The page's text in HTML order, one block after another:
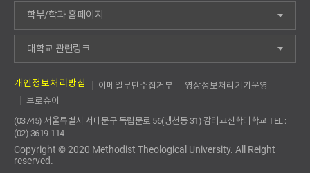
학부/학과 홈페이지
대학교 관련링크
개인정보처리방침 이메일무단수집거부
영상정보처리기기운영
브로슈어
(03745) 서울특별시 서대문구 독립문로 56(냉천동 31) 감리교신학대학교 TEL :
(02) 3619-114
Copyright © 2020 Methodist Theological University. All Reight
reserved.